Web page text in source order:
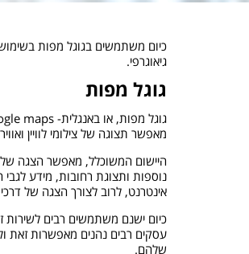
כיום משתמשים בגוגל מפות
גיאוגרפי.
גוגל מפות
מאפשר תצוגה של צילומי לוויין ואוויר מכל רחבי העולם, תוך חלוקה
היישום המשוכלל, מאפשר הצגה של
נוספות ותצוגת רחובות, מידע
אינטרנט, לרוב לצורך הצגה של
עסקים רבים נהנים מאפשרות זאת
שלהם.